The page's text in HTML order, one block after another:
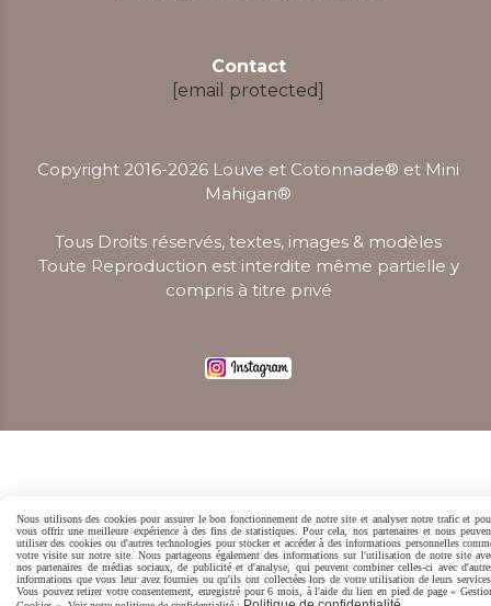
Contact
[email protected]
Copyright 2016-2026 Louve et Cotonnade® et Mini
Mahigan®
Tous Droits réservés, textes, images & modèles
Toute Reproduction est interdite même partielle y
compris à titre privé
Nous utilisons des cookies pour assurer le bon fonctionnement de notre site et analyser notre trafic et
vous offrir une meilleure expérience à des fins de statistiques. Pour cela, nos partenaires et nous
utiliser des cookies ou d'autres technologies pour stocker et accéder à des informations personnelles
votre visite sur notre site. Nous partageons également des informations sur l'utilisation de notre site
nos partenaires de médias sociaux, de publicité et d'analyse, qui peuvent combiner celles-ci avec
informations que vous leur avez fournies ou qu'ils ont collectées lors de votre utilisation de leurs
Vous pouvez retirer votre consentement, enregistré pour 6 mois, à l'aide du lien en pied de page «